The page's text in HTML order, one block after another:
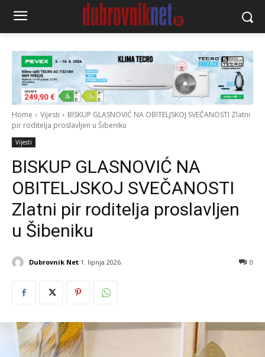
Home Vijesti
BISKUP GLASNOVIĆ NA OBITELJSKOJ SVEČANOSTI Zlatni
pir roditelja proslavljen u Šibeniku
Vijesti
BISKUP GLASNOVIĆ NA
OBITELJSKOJ SVEČANOSTI
Zlatni pir roditelja proslavljen
u Šibeniku
Dubrovnik Net 1. lipnja 2026. 0